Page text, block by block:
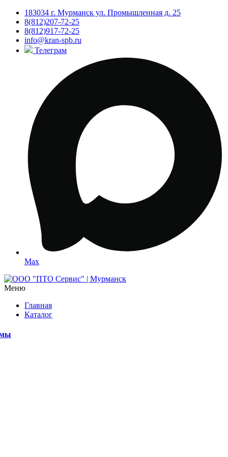
183034 г. Мурманск ул. Промышленная д. 25
8(812)207-72-25
8(812)917-72-25
info@kran-spb.ru
Телеграм
Max
Меню
Главная
Каталог